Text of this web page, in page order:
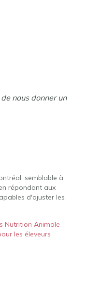
nous donner un
semblable à
répondant aux
d'ajuster les
Nutrition Animale –
les éleveurs